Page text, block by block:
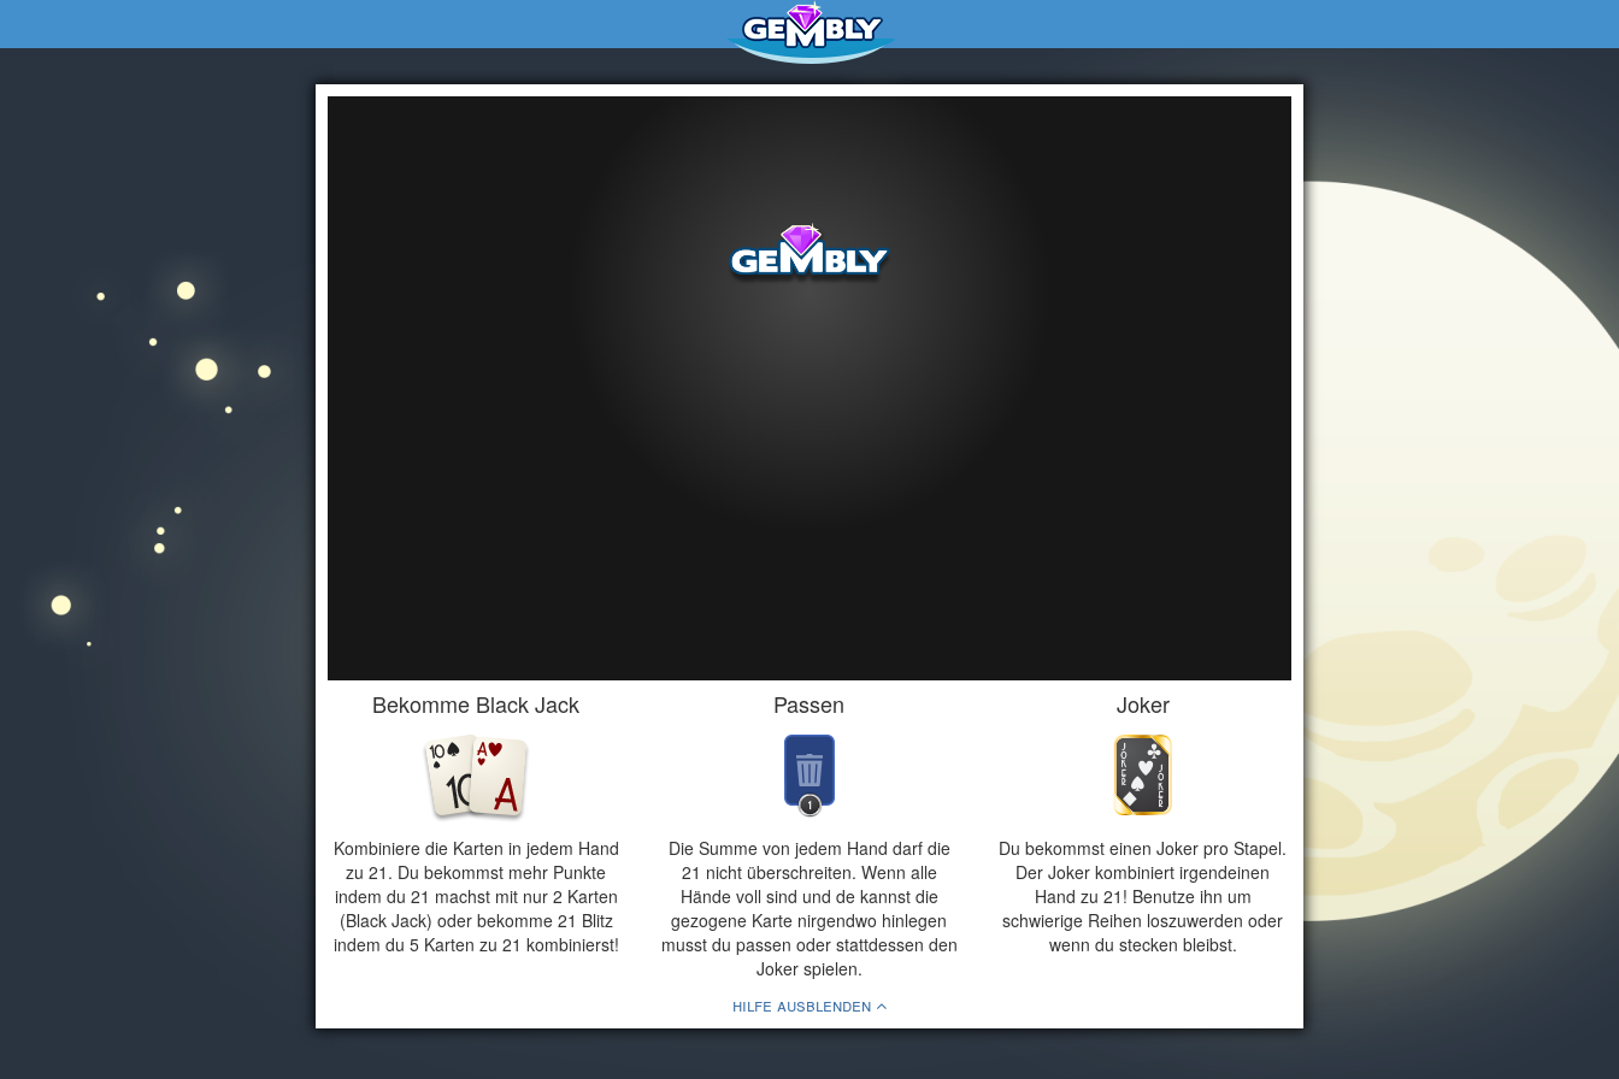
Bekomme Black Jack
Kombiniere die Karten in jedem Hand
zu 21. Du bekommst mehr Punkte
indem du 21 machst mit nur 2 Karten
(Black Jack) oder bekomme 21 Blitz
indem du 5 Karten zu 21 kombinierst!
Passen
Die Summe von jedem Hand darf die
21 nicht überschreiten. Wenn alle
Hände voll sind und de kannst die
gezogene Karte nirgendwo hinlegen
musst du passen oder stattdessen den
Joker spielen.
Joker
Du bekommst einen Joker pro Stapel.
Der Joker kombiniert irgendeinen
Hand zu 21! Benutze ihn um
schwierige Reihen loszuwerden oder
wenn du stecken bleibst.
hilfe ausblenden